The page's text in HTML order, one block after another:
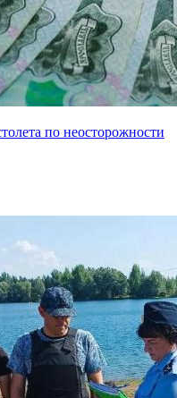
по неосторожности